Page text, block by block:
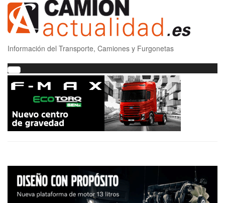
Información del Transporte, Camiones y Furgonetas